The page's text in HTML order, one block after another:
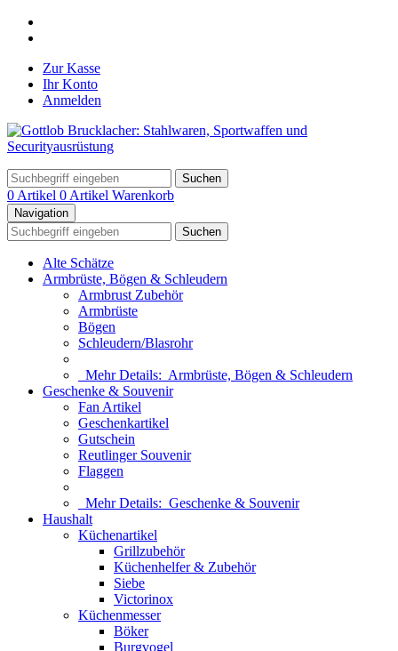
Zur Kasse
Ihr Konto
Anmelden
Suchen
0 Artikel 0 Artikel Warenkorb
Navigation
Suchen
Alte Schätze
Armbrüste, Bögen & Schleudern
Armbrust Zubehör
Armbrüste
Bögen
Schleudern/Blasrohr
Mehr Details: Armbrüste, Bögen & Schleudern
Geschenke & Souvenir
Fan Artikel
Geschenkartikel
Gutschein
Reutlinger Souvenir
Flaggen
Mehr Details: Geschenke & Souvenir
Haushalt
Küchenartikel
Grillzubehör
Küchenhelfer & Zubehör
Siebe
Victorinox
Küchenmesser
Böker
Burgvogel